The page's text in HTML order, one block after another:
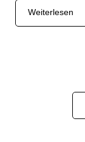
Weiterlesen